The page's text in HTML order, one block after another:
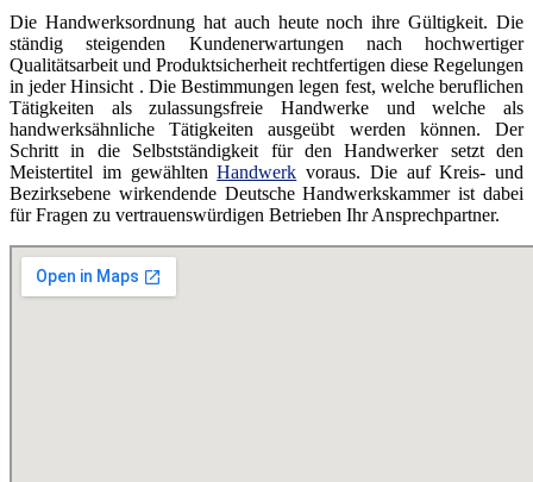
Die Handwerksordnung hat auch heute noch ihre Gültigkeit. Die
ständig steigenden Kundenerwartungen nach hochwertiger
Qualitätsarbeit und Produktsicherheit rechtfertigen diese Regelungen
in jeder Hinsicht . Die Bestimmungen legen fest, welche beruflichen
Tätigkeiten als zulassungsfreie Handwerke und welche als
handwerksähnliche Tätigkeiten ausgeübt werden können. Der
Schritt in die Selbstständigkeit für den Handwerker setzt den
Meistertitel im gewähltenHandwerk voraus. Die auf Kreis- und
Bezirksebene wirkendende Deutsche Handwerkskammer ist dabei
für Fragen zu vertrauenswürdigen Betrieben Ihr Ansprechpartner.